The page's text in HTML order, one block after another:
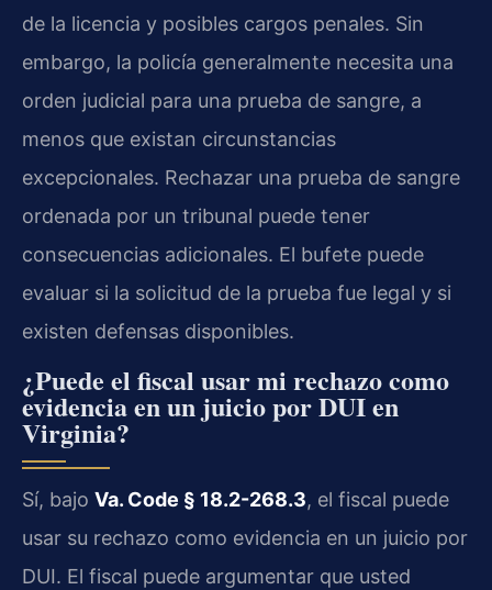
de la licencia y posibles cargos penales. Sin
embargo, la policía generalmente necesita una
orden judicial para una prueba de sangre, a
menos que existan circunstancias
excepcionales. Rechazar una prueba de sangre
ordenada por un tribunal puede tener
consecuencias adicionales. El bufete puede
evaluar si la solicitud de la prueba fue legal y si
existen defensas disponibles.
¿Puede el fiscal usar mi rechazo como
evidencia en un juicio por DUI en
Virginia?
Sí, bajo Va. Code § 18.2-268.3, el fiscal puede
usar su rechazo como evidencia en un juicio por
DUI. El fiscal puede argumentar que usted